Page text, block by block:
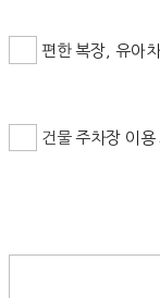
편한 복장, 유아
건물주차장 이용